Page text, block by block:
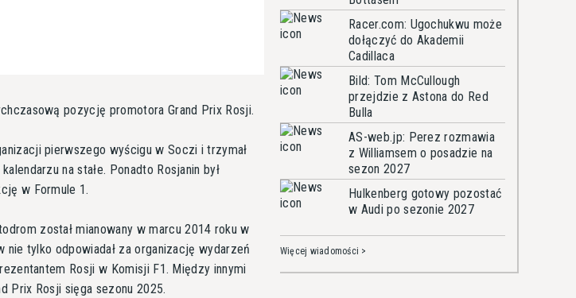
pozycję promotora Grand Prix Rosji.
pierwszego wyścigu w Soczi i trzymał
na stałe. Ponadto Rosjanin był
w Formule 1.
został mianowany w marcu 2014 roku w
tylko odpowiadał za organizację wydarzeń
Rosji w Komisji F1. Między innymi
Prix Rosji sięga sezonu 2025.
Racer.com: Ugochukwu może
dołączyć do Akademii
Cadillaca
Bild: Tom McCullough
przejdzie z Astona do Red
Bulla
AS-web.jp: Perez rozmawia
z Williamsem o posadzie na
sezon 2027
Hulkenberg gotowy pozostać
w Audi po sezonie 2027
Więcej wiadomości >